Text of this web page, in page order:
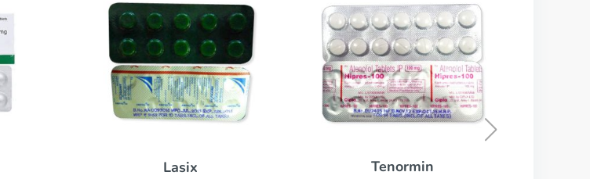
Tenormin
Betaloc